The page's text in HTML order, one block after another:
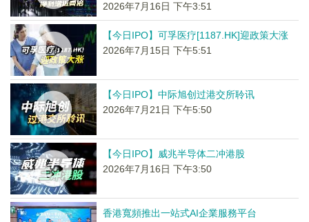
2026年7月16日 下午3:51
【今日IPO】可孚医疗[1187.HK]迎政策大涨
2026年7月15日 下午5:51
【今日IPO】中际旭创过港交所聆讯
2026年7月21日 下午5:50
【今日IPO】威兆半导体二冲港股
2026年7月16日 下午3:50
香港寬頻推出一站式AI企業服務平台